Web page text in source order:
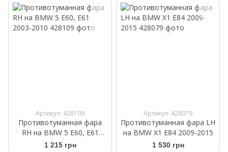
Артикул: 428109
Противотуманная фара
RH на BMW 5 E60, E61
2003-2010
1 215 грн
Артикул: 428079
Противотуманная фара LH
на BMW X1 E84 2009-2015
1 530 грн